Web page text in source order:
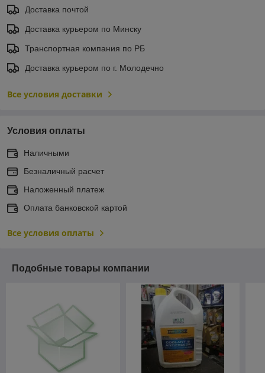
Доставка почтой
Доставка курьером по Минску
Транспортная компания по РБ
Доставка курьером по г. Молодечно
Все условия доставки
Условия оплаты
Наличными
Безналичный расчет
Наложенный платеж
Оплата банковской картой
Все условия оплаты
Подобные товары компании